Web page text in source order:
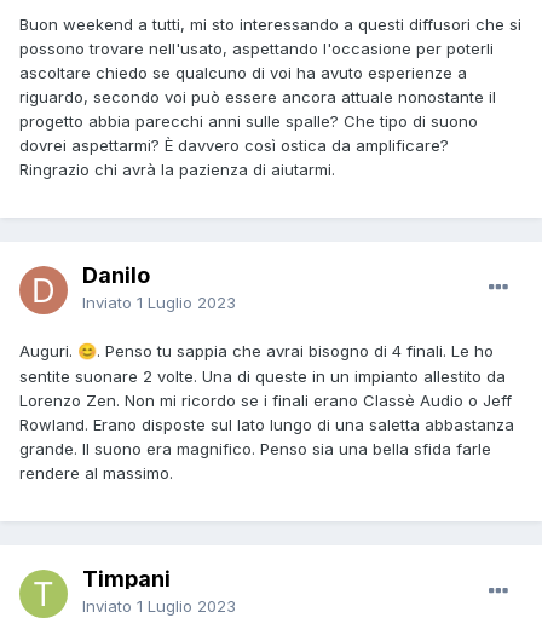
Buon weekend a tutti, mi sto interessando a questi diffusori che si
possono trovare nell'usato, aspettando l'occasione per poterli
ascoltare chiedo se qualcuno di voi ha avuto esperienze a
riguardo, secondo voi può essere ancora attuale nonostante il
progetto abbia parecchi anni sulle spalle? Che tipo di suono
dovrei aspettarmi? È davvero così ostica da amplificare?
Ringrazio chi avrà la pazienza di aiutarmi.
Danilo
Inviato 1 Luglio 2023
Auguri. 😊. Penso tu sappia che avrai bisogno di 4 finali. Le ho
sentite suonare 2 volte. Una di queste in un impianto allestito da
Lorenzo Zen. Non mi ricordo se i finali erano Classè Audio o Jeff
Rowland. Erano disposte sul lato lungo di una saletta abbastanza
grande. Il suono era magnifico. Penso sia una bella sfida farle
rendere al massimo.
Timpani
Inviato 1 Luglio 2023